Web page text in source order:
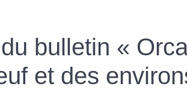
bulletin «
et des